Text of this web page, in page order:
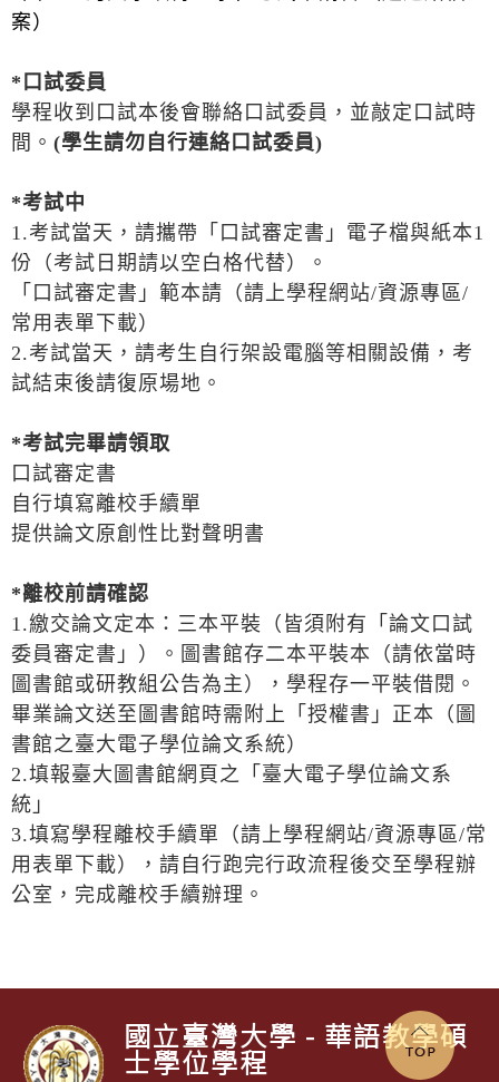
案）
* 口試委員
學程收到口試本後會聯絡口試委員，並敲定口試時
間。 (學生請勿自行連絡口試委員)
*考試中
1.考試當天，請攜帶「口試審定書」電子檔與紙本1
份（考試日期請以空白格代替）。
「口試審定書」範本請（請上學程網站/資源專區/
常用表單下載）
2.考試當天，請考生自行架設電腦等相關設備，考
試結束後請復原場地。
*考試完畢請領取
口試審定書
自行填寫離校手續單
提供論文原創性比對聲明書
*離校前請確認
1.繳交論文定本：三本平裝（皆須附有「論文口試
委員審定書」）。圖書館存二本平裝本（請依當時
圖書館或研教組公告為主），學程存一平裝借閱。
畢業論文送至圖書館時需附上「授權書」正本（圖
書館之臺大電子學位論文系統）
2.填報臺大圖書館網頁之「臺大電子學位論文系
統」
3.填寫學程離校手續單（請上學程網站/資源專區/常
用表單下載），請自行跑完行政流程後交至學程辦
公室，完成離校手續辦理。
國立臺灣大學 - 華語教學碩
士學位學程